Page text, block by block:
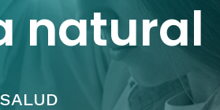
natural